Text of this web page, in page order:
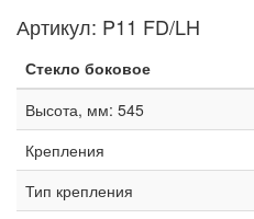
Артикул: P11 FD/LH
Стекло боковое
Высота, мм: 545
Крепления
Тип крепления